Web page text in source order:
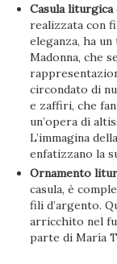
Casula liturgica
realizzata con
eleganza, ha
Madonna, che
circondato di
e zaffiri, che
un’opera di
L’immagina
enfatizzano la
Ornamento
casula, è
fili d’argento.
arricchito nel
parte di María